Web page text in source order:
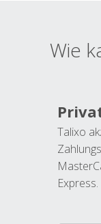
Wie
Talixo
Express.